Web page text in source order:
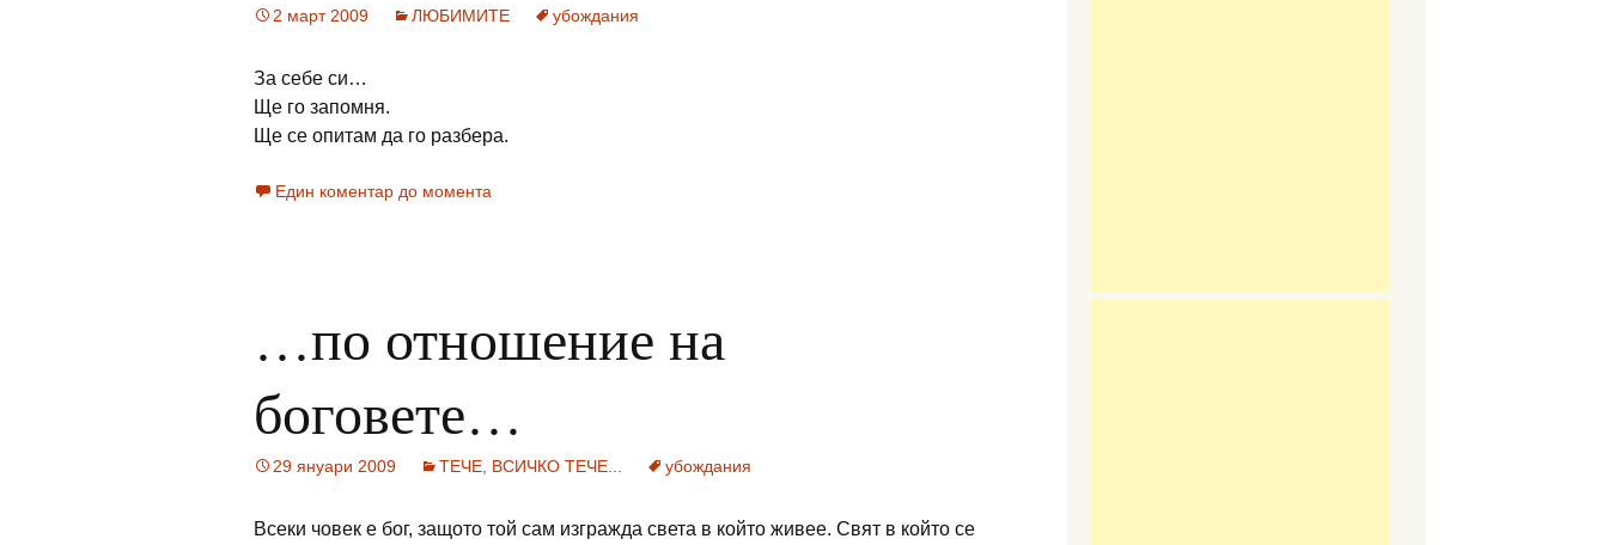
2 март 2009 ЛЮБИМИТЕ убождания
За себе си…
Ще го запомня.
Ще се опитам да го разбера.
Един коментар до момента
…по отношение на
боговете…
29 януари 2009 ТЕЧЕ, ВСИЧКО ТЕЧЕ... убождания
Всеки човек е бог, защото той сам изгражда света в който живее. Свят в който се